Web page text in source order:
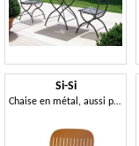
Si-Si
Chaise en métal, aussi pour l'extérieur